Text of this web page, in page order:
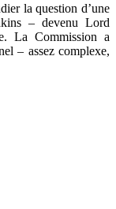
la question d’une
– devenu Lord
La Commission a
– assez complexe,